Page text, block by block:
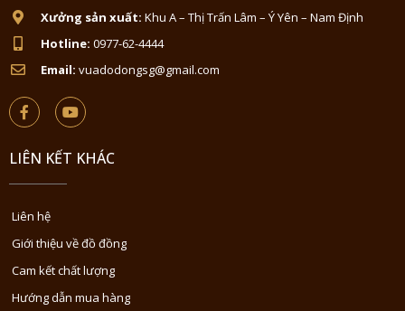
Xưởng sản xuất: Khu A – Thị Trấn Lâm – Ý Yên – Nam Định
Hotline: 0977-62-4444
Email: vuadodongsg@gmail.com
LIÊN KẾT KHÁC
Liên hệ
Giới thiệu về đồ đồng
Cam kết chất lượng
Hướng dẫn mua hàng